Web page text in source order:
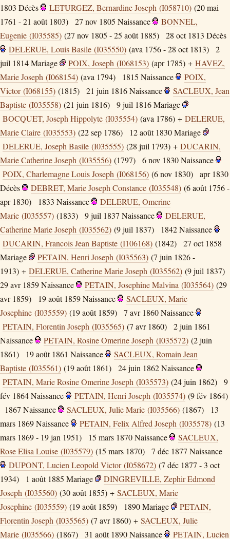
1803 Décès LETURGEZ, Bernardine Joseph (I058710) (20 mai
1761 - 21 août 1803)
27 nov 1805 Naissance
BONNEL,
Eugenie (I035585) (27 nov 1805 - 25 août 1885) 28 oct 1813 Décès
DELERUE, Louis Basile (I035550) (ava 1756 - 28 oct 1813)
2
juil 1814Mariage POIX, Joseph (I068153) (apr 1785) + HAVEZ,
Marie Joseph (I068154) (ava 1794) 1815 Naissance
POIX,
Victor (I068155) (1815) 21 juin 1816Naissance
SACLEUX, Jean
Baptiste (I035558) (21 juin 1816) 9 juil 1816Mariage
BOCQUET, Joseph Hippolyte (I035554) (ava 1786) + DELERUE,
Marie Claire (I035553) (22 sep 1786) 12 août 1830Mariage
DELERUE, Joseph Basile (I035555) (28 juil 1793) + DUCARIN,
Marie Catherine Joseph (I035556) (1797) 6 nov 1830Naissance
POIX, Charlemagne Louis Joseph (I068156) (6 nov 1830)
apr 1830
Décès
DEBRET, Marie Joseph Constance (I035548) (6 août 1756 -
apr 1830)
1833 Naissance
DELERUE, Omerine
Marie (I035557) (1833) 9 juil 1837 Naissance
DELERUE,
Catherine Marie Joseph (I035562) (9 juil 1837) 1842Naissance
DUCARIN, Francois Jean Baptiste (I106168) (1842)
27 oct 1858
Mariage
PETAIN, Henri Joseph (I035563) (7 juin 1826 -
1913) + DELERUE, Catherine Marie Joseph (I035562) (9 juil 1837)
29 avr 1859Naissance PETAIN, Josephine Malvina (I035564) (29
avr 1859)
19 août 1859Naissance
SACLEUX, Marie
Josephine (I035559) (19 août 1859) 7 avr 1860Naissance
PETAIN, Florentin Joseph (I035565) (7 avr 1860)
2 juin 1861
Naissance
PETAIN, Rosine Omerine Joseph (I035572) (2 juin
1861)
19 août 1861 Naissance
SACLEUX, Romain Jean
Baptiste (I035561) (19 août 1861) 24 juin 1862Naissance
PETAIN, Marie Rosine Omerine Joseph (I035573) (24 juin 1862)
9
fév 1864Naissance PETAIN, Henri Joseph (I035574) (9 fév 1864)
1867 Naissance SACLEUX, Julie Marie (I035566) (1867)
13
mars 1869Naissance PETAIN, Felix Alfred Joseph (I035578) (13
mars 1869 - 19 jan 1951)
15 mars 1870Naissance
SACLEUX,
Rose Elisa Louise (I035579) (15 mars 1870) 7 déc 1877 Naissance
DUPONT, Lucien Leopold Victor (I058672) (7 déc 1877 - 3 oct
1934)
1 août 1885 Mariage
DINGREVILLE, Zephir Edmond
Joseph (I035560) (30 août 1855) + SACLEUX, Marie
Josephine (I035559) (19 août 1859) 1890Mariage
PETAIN,
Florentin Joseph (I035565) (7 avr 1860) + SACLEUX, Julie
Marie (I035566) (1867) 31 août 1890Naissance PETAIN, Lucien